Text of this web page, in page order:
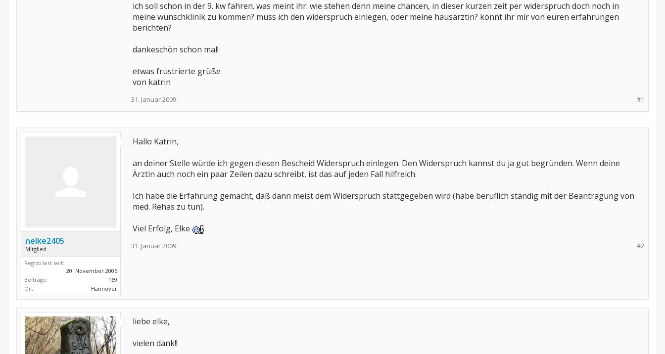
ich soll schon in der 9. kw fahren. was meint ihr: wie stehen denn meine chancen, in dieser kurzen zeit per widerspruch doch noch in
meine wunschklinik zu kommen? muss ich den widerspruch einlegen, oder meine hausärztin? könnt ihr mir von euren erfahrungen
berichten?
dankeschön schon mal!
etwas frustrierte grüße
von katrin
#1
31. Januar 2009
nelke2405
Mitglied
Registriert seit:
20. November 2005
Beiträge:
169
Ort:
Hannover
Hallo Katrin,
an deiner Stelle würde ich gegen diesen Bescheid Widerspruch einlegen. Den Widerspruch kannst du ja gut begründen. Wenn deine
Ärztin auch noch ein paar Zeilen dazu schreibt, ist das auf jeden Fall hilfreich.
Ich habe die Erfahrung gemacht, daß dann meist dem Widerspruch stattgegeben wird (habe beruflich ständig mit der Beantragung von
med. Rehas zu tun).
Viel Erfolg, Elke
#2
31. Januar 2009
liebe elke,
vielen dank!!